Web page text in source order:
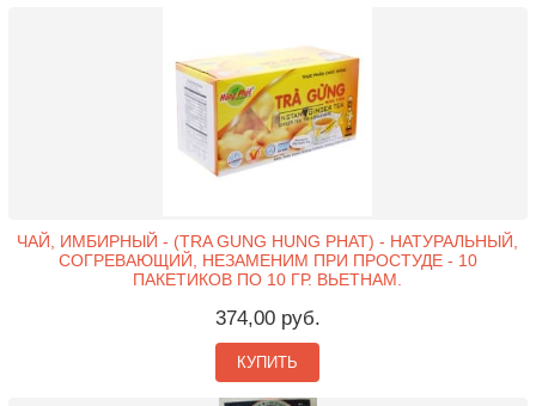
ЧАЙ, ИМБИРНЫЙ - (TRA GUNG HUNG PHAT) - НАТУРАЛЬНЫЙ,
СОГРЕВАЮЩИЙ, НЕЗАМЕНИМ ПРИ ПРОСТУДЕ - 10
ПАКЕТИКОВ ПО 10 ГР. ВЬЕТНАМ.
374,00 руб.
КУПИТЬ